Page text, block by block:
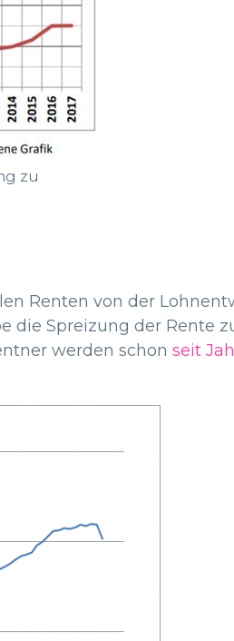
zu
Renten von der
Spreizung der Rente
werden schon seit